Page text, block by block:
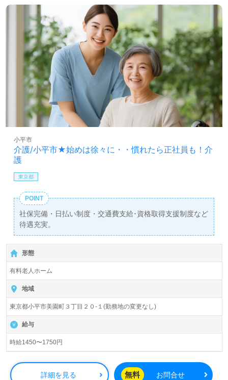
介護/小平市★始めは徐々に・・慣れたら正社員も！介
護
小平市
東京都
POINT
社保完備・日払い制度・交通費支給･資格取得支援制度など
待遇充実。
形態
有料老人ホーム
地域
東京都小平市美園町３丁目２０-１(勤務地の変更なし)
給与
時給1450〜1750円
詳細を見る 無料 お問合せ